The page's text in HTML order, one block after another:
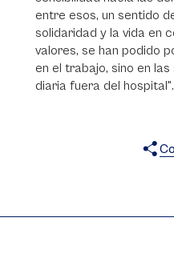
entre esos, un sentido
solidaridad y la vida en
valores, se han podido
en el trabajo, sino en
diaria fuera del hospital".